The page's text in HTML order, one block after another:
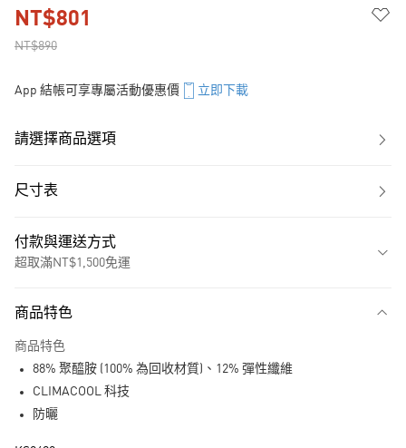
NT$890
NT$801
App 結帳可享專屬活動優惠價 立即下載
請選擇商品選項
尺寸表
付款與運送方式
超取滿NT$1,500免運
LINE Pay
商品特色
商品特色
88% 聚醯胺 (100% 為回收材質)、12% 彈性纖維
CLIMACOOL 科技
防曬